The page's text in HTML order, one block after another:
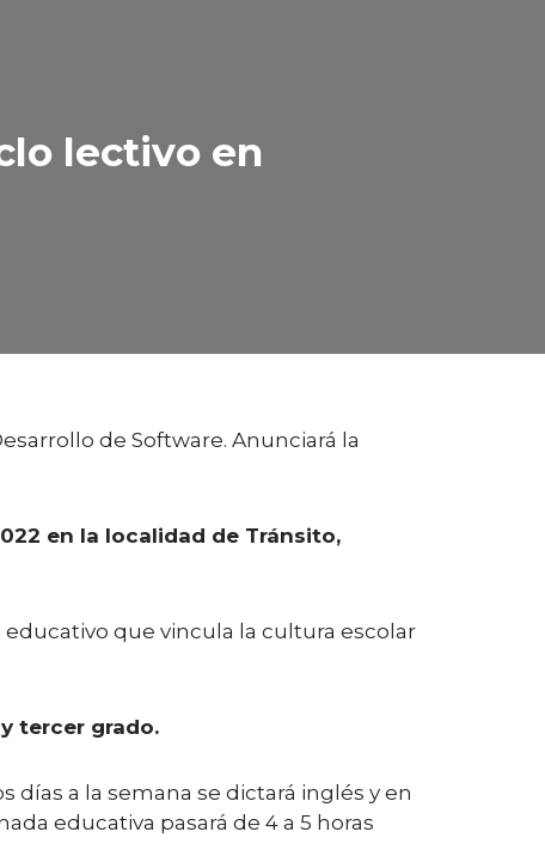
lectivo en
de Software. Anunciará la
en la localidad de Tránsito,
que vincula la cultura escolar
tercer grado.
días a la semana se dictará inglés y en
educativa pasará de 4 a 5 horas